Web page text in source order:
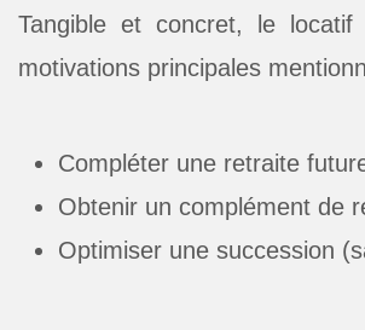
Tangible et concret, le
motivations principales
Compléter une retraite
Obtenir un complément de
Optimiser une succession